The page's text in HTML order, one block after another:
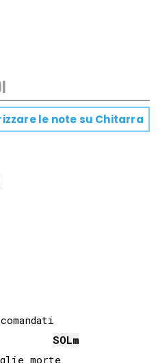
le note su Chitarra
SOLm